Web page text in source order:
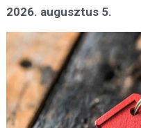
2026. augusztus 5.